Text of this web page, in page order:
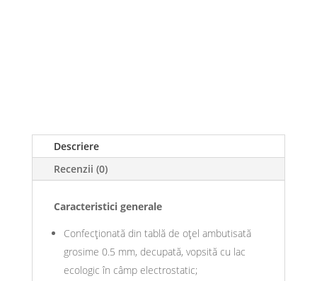
Descriere
Recenzii (0)
Caracteristici generale
Confecționată din tablă de oţel ambutisată
grosime 0.5 mm, decupată, vopsită cu lac
ecologic în câmp electrostatic;